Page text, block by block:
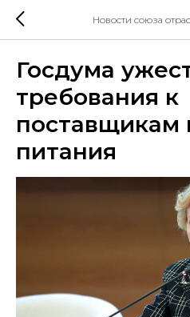
Новости союза
Госдума
требования к
поставщикам
питания